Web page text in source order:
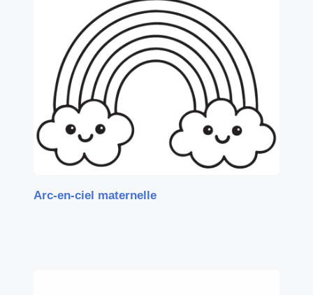
Arc-en-ciel maternelle